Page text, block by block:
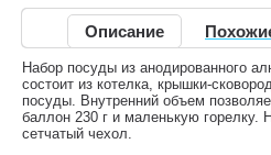
Описание
Набор посуды из анодированного
состоит из котелка, крышки-
посуды. Внутренний объем
баллон 230 г и маленькую горелку.
сетчатый чехол.